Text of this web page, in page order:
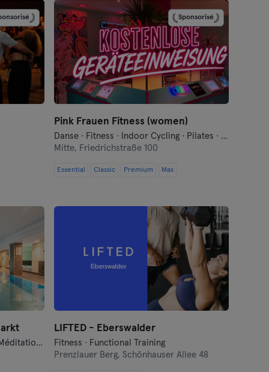
Sponsorisé
Pink Frauen Fitness (women)
Danse · Fitness · Indoor Cycling · Pilates · Yoga
Mitte, Friedrichstraße 100
Essential Classic Premium Max
Barre · Danse · Fitness · Hyrox · Méditation · Natation · Pilates · Qi Gong et Tai Chi · Sauna · Yoga
LIFTED - Eberswalder
Fitness · Functional Training
Prenzlauer Berg,Schönhauser Allee 48